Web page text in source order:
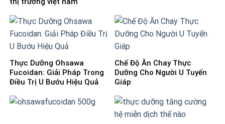
Thực Dưỡng Ohsawa
Fucoidan: Giải Pháp Trong
Điều Trị U Bướu Hiệu Quả
Chế Độ Ăn Chay Thực
Dưỡng Cho Người U Tuyến
Giáp